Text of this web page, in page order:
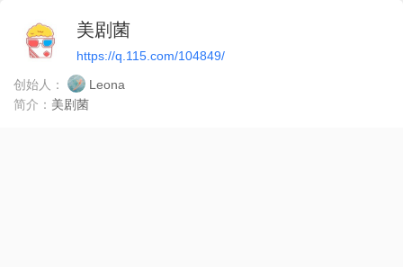
美剧菌
https://q.115.com/104849/
创始人：
Leona
简介： 美剧菌